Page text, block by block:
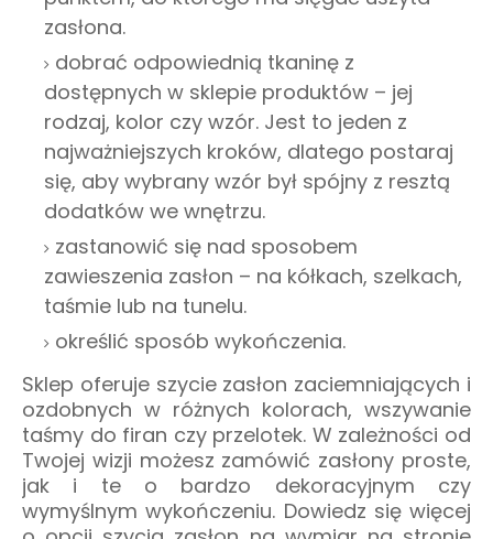
zasłona.
dobrać odpowiednią tkaninę z
dostępnych w sklepie produktów – jej
rodzaj, kolor czy wzór. Jest to jeden z
najważniejszych kroków, dlatego postaraj
się, aby wybrany wzór był spójny z resztą
dodatków we wnętrzu.
zastanowić się nad sposobem
zawieszenia zasłon – na kółkach, szelkach,
taśmie lub na tunelu.
określić sposób wykończenia.
Sklep oferuje szycie zasłon zaciemniających i
ozdobnych w różnych kolorach, wszywanie
taśmy do firan czy przelotek. W zależności od
Twojej wizji możesz zamówić zasłony proste,
jak i te o bardzo dekoracyjnym czy
wymyślnym wykończeniu. Dowiedz się więcej